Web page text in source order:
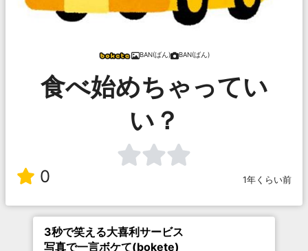
BAN(ばん) BAN(ばん)
食べ始めちゃってい
い？
0 1年くらい前
3秒で笑える大喜利サービス
写真で一言ボケて(bokete)